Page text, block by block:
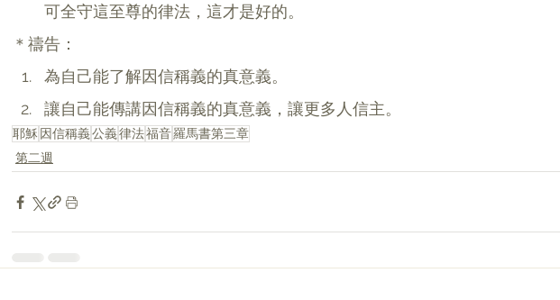
可全守這至尊的律法，這才是好的。
＊禱告：
為自己能了解因信稱義的真意義。
讓自己能傳講因信稱義的真意義，讓更多人信主。
耶穌 因信稱義公義律法福音羅馬書第三章
第二週